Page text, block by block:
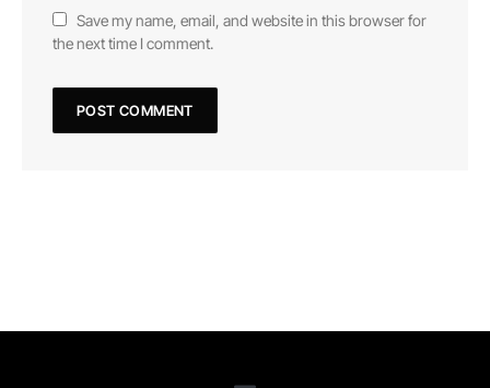
Save my name, email, and website in this browser for
the next time I comment.